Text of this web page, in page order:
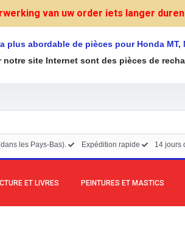
van uw order iets langer
plus abordable de pièces pour Honda MT,
site Internet sont des pièces de
les Pays-Bas). Expédition rapide 14 jours
ET LIVRES PEINTURES ET MASTICS